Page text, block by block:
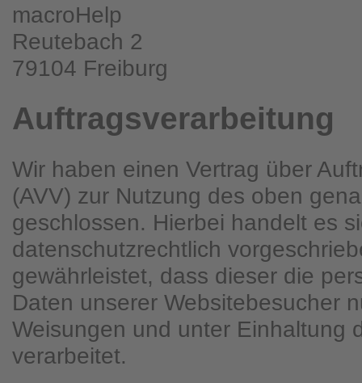
macroHelp
Reutebach 2
79104 Freiburg
Auftragsverarbeitung
Wir haben einen Vertrag über
(AVV) zur Nutzung des oben
geschlossen. Hierbei handelt es
datenschutzrechtlich
gewährleistet, dass dieser die
Daten unserer Websitebesucher
Weisungen und unter Einhaltung
verarbeitet.